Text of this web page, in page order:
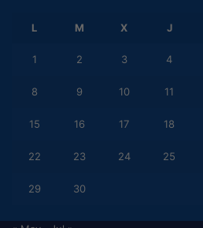
L M X J
1 2 3 4
8 9 10 11
15 16 17 18
22 23 24 25
29 30